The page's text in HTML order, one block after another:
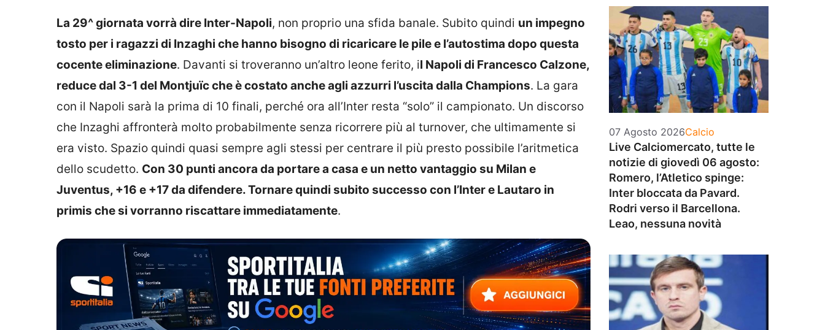
La 29^ giornata vorrà dire Inter-Napoli, non proprio una sfida banale. Subito quindi un impegno
tosto per i ragazzi di Inzaghi che hanno bisogno di ricaricare le pile e l’autostima dopo questa
cocente eliminazione. Davanti si troveranno un’altro leone ferito, il Napoli di Francesco Calzone,
reduce dal 3-1 del Montjuïc che è costato anche agli azzurri l’uscita dalla Champions. La gara
con il Napoli sarà la prima di 10 finali, perché ora all’Inter resta “solo” il campionato. Un discorso
che Inzaghi affronterà molto probabilmente senza ricorrere più al turnover, che ultimamente si
era visto. Spazio quindi quasi sempre agli stessi per centrare il più presto possibile l’aritmetica
dello scudetto. Con 30 punti ancora da portare a casa e un netto vantaggio su Milan e
Juventus, +16 e +17 da difendere. Tornare quindi subito successo con l’Inter e Lautaro in
primis che si vorranno riscattare immediatamente.
07 Agosto 2026Categorie
Calcio
Live Calciomercato, tutte le
notizie di giovedì 06 agosto:
Romero, l’Atletico spinge:
Inter bloccata da Pavard.
Rodri verso il Barcellona.
Leao, nessuna novità